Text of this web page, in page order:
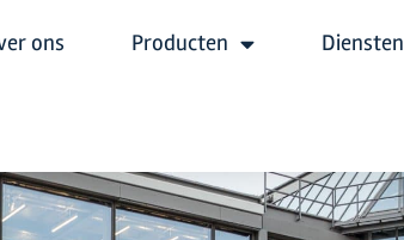
ons Producten Diensten